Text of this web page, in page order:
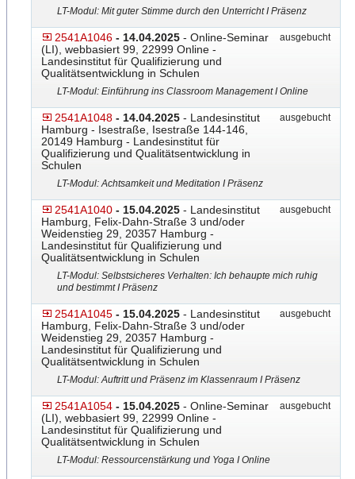
LT-Modul: Mit guter Stimme durch den Unterricht I Präsenz
2541A1046 - 14.04.2025 - Online-Seminar
(LI), webbasiert 99, 22999 Online -
Landesinstitut für Qualifizierung und
Qualitätsentwicklung in Schulen
ausgebucht
LT-Modul: Einführung ins Classroom Management I Online
2541A1048 - 14.04.2025 - Landesinstitut
Hamburg - Isestraße, Isestraße 144-146,
20149 Hamburg - Landesinstitut für
Qualifizierung und Qualitätsentwicklung in
Schulen
ausgebucht
LT-Modul: Achtsamkeit und Meditation I Präsenz
2541A1040 - 15.04.2025 - Landesinstitut
Hamburg, Felix-Dahn-Straße 3 und/oder
Weidenstieg 29, 20357 Hamburg -
Landesinstitut für Qualifizierung und
Qualitätsentwicklung in Schulen
ausgebucht
LT-Modul: Selbstsicheres Verhalten: Ich behaupte mich ruhig
und bestimmt I Präsenz
2541A1045 - 15.04.2025 - Landesinstitut
Hamburg, Felix-Dahn-Straße 3 und/oder
Weidenstieg 29, 20357 Hamburg -
Landesinstitut für Qualifizierung und
Qualitätsentwicklung in Schulen
ausgebucht
LT-Modul: Auftritt und Präsenz im Klassenraum I Präsenz
2541A1054 - 15.04.2025 - Online-Seminar
(LI), webbasiert 99, 22999 Online -
Landesinstitut für Qualifizierung und
Qualitätsentwicklung in Schulen
ausgebucht
LT-Modul: Ressourcenstärkung und Yoga I Online